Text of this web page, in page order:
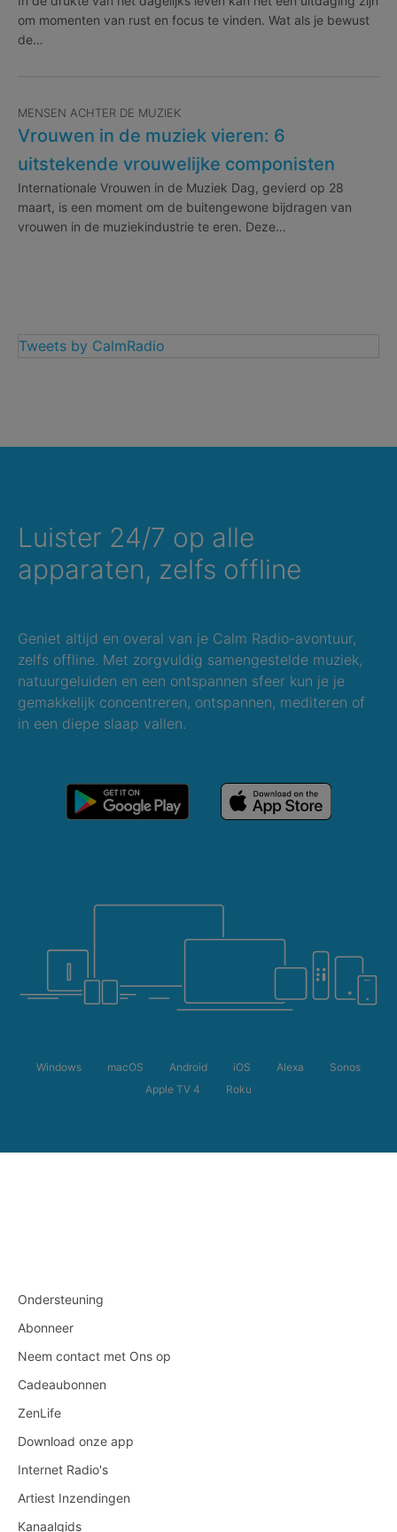
om momenten van rust en focus te vinden. Wat als je bewust
de…
MENSEN ACHTER DE MUZIEK
Vrouwen in de muziek vieren: 6
uitstekende vrouwelijke componisten
Internationale Vrouwen in de Muziek Dag, gevierd op 28
maart, is een moment om de buitengewone bijdragen van
vrouwen in de muziekindustrie te eren. Deze…
Tweets by CalmRadio
Luister 24/7 op alle
apparaten, zelfs offline
Geniet altijd en overal van je Calm Radio-avontuur,
zelfs offline. Met zorgvuldig samengestelde muziek,
natuurgeluiden en een ontspannen sfeer kun je je
gemakkelijk concentreren, ontspannen, mediteren of
in een diepe slaap vallen.
Windows macOS Android iOS Alexa
Sonos
Apple TV 4
Roku
Ondersteuning
Abonneer
Neem contact met Ons op
Cadeaubonnen
ZenLife
Download onze app
Internet Radio's
Artiest Inzendingen
Kanaalgids